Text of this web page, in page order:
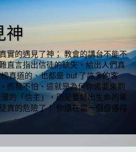
神
實的遇見了神； 教會的講台不能不
直言指出信徒的缺失、給出人們真
真道的、也都是 buf 了許多的客
而我不怕、這就是為何你需要來到
的「信主」，而是要結出生命的果
真的危險了！ 你還在當一個僅僅得